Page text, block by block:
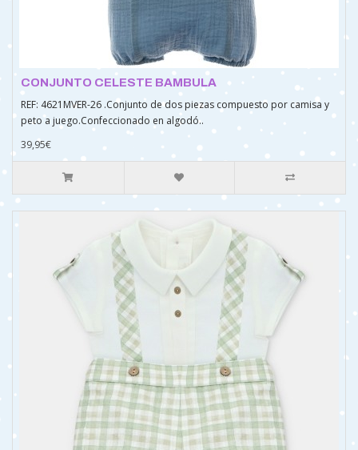
CONJUNTO CELESTE BAMBULA
REF: 4621MVER-26 .Conjunto de dos piezas compuesto por camisa y
peto a juego.Confeccionado en algodó..
39,95€